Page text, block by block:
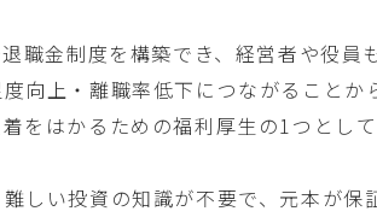
職金制度を構築でき、経営者や役員
向上・離職率低下につながること
をはかるための福利厚生の1つとし
しい投資の知識が不要で、元本が保